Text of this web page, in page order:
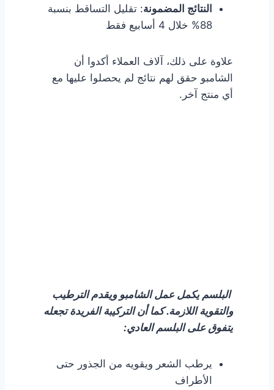
النتائج المضمونة: تقليل التساقط بنسبة
88% خلال 4 أسابيع فقط
علاوة على ذلك، آلاف العملاء أكدوا أن
الشامبو حقق لهم نتائج لم يحصلوا عليها مع
أي منتج آخر.
البلسم يكمل عمل الشامبو ويقدم الترطيب
والتقوية اللازمة. كما أن التركيبة الفريدة تجعله
يتفوق على البلسم العادي:
يرطب الشعر ويقويه من الجذور حتى
الأطراف